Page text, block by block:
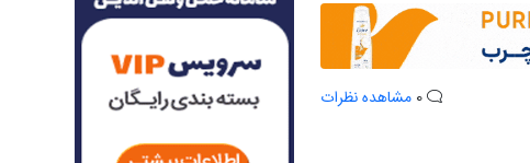
مشاهده نظرات